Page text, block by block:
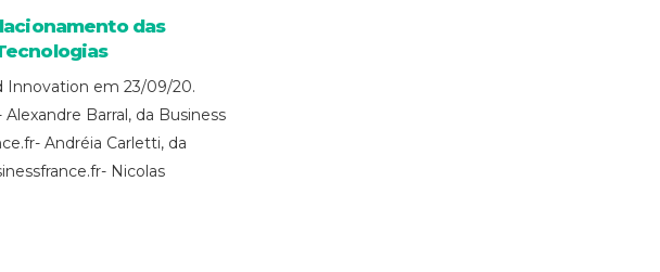
das
Innovation em 23/09/20.
Barral, da Business
Andréia Carletti, da
Nicolas